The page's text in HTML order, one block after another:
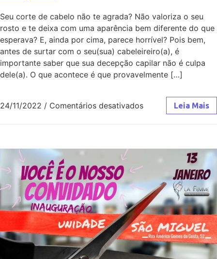
Seu corte de cabelo não te agrada? Não valoriza o seu
rosto e te deixa com uma aparência bem diferente do que
esperava? E, ainda por cima, parece horrível? Pois bem,
antes de surtar com o seu(sua) cabeleireiro(a), é
importante saber que sua decepção capilar não é culpa
dele(a). O que acontece é que provavelmente […]
24/11/2022 / Comentários desativados Leia Mais